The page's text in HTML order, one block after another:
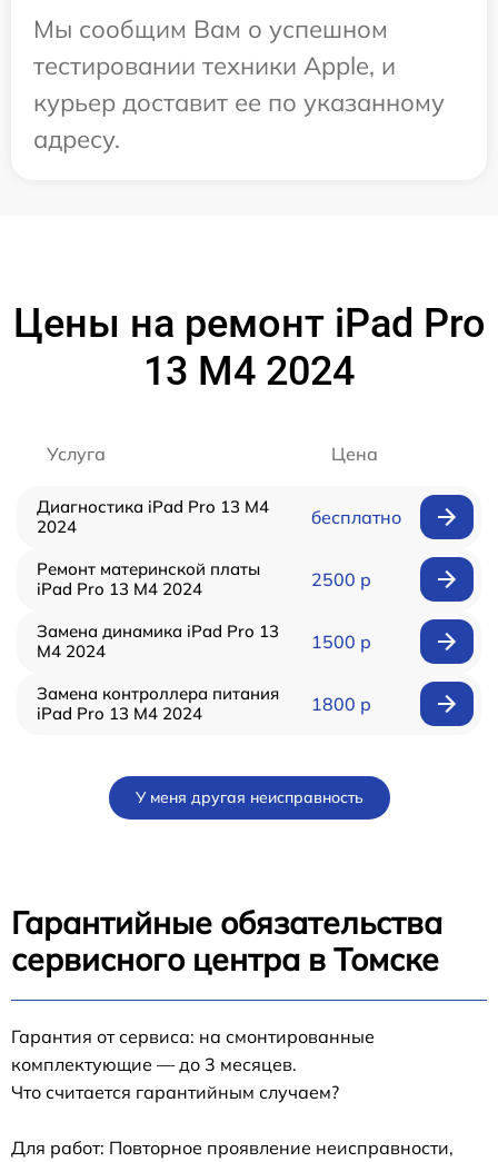
Мы сообщим Вам о успешном
тестировании техники Apple, и
курьер доставит ее по указанному
адресу.
Цены на ремонт iPad Pro
13 M4 2024
Услуга Цена
Диагностика iPad Pro 13 M4
2024
бесплатно
Ремонт материнской платы
iPad Pro 13 M4 2024
2500 р
Замена динамика iPad Pro 13
M4 2024
1500 р
Замена контроллера питания
iPad Pro 13 M4 2024
1800 р
У меня другая неисправность
Гарантийные обязательства
сервисного центра в Томске
Гарантия от сервиса: на смонтированные
комплектующие — до 3 месяцев.
Что считается гарантийным случаем?
Для работ: Повторное проявление неисправности,